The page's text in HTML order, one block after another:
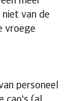
van de
vroege
personeel